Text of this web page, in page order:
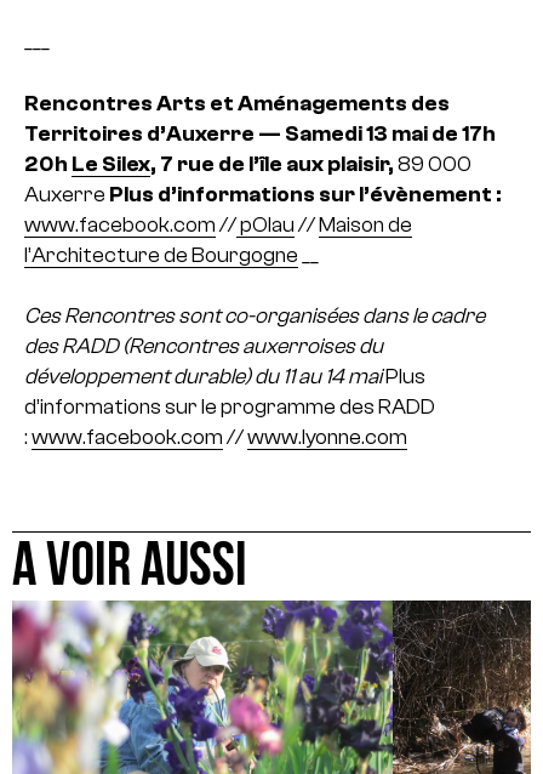
Rencontres Arts et Aménagements des
Territoires d’Auxerre — Samedi 13 mai de 17h
20h Le Silex, 7 rue de l’île aux plaisir, 89 000
Auxerre Plus d’informations sur l’évènement :
www.facebook.com //pOlau //Maison de
l’Architecture de Bourgogne
Ces Rencontres sont co-organisées dans le cadre
des RADD (Rencontres auxerroises du
développement durable) du 11 au 14 maiPlus
d’informations sur le programme des RADD
: www.facebook.com //www.lyonne.com
A VOIR AUSSI